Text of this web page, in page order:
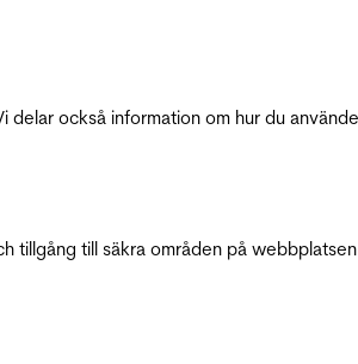
också information om hur du
tillgång till säkra områden på